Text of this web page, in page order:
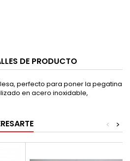
DE PRODUCTO
perfecto para poner la pegatina
en acero inoxidable,
>
<